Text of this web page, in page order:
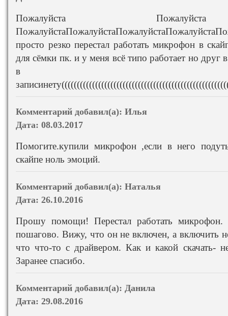
Пожалуйста
просто резко перестал работать микрофон в
для сёмки пк. и у меня всё типо работает но друг
в
Комментарий добавил(а): Илья
Дата: 08.03.2017
Помогите.купили микрофон ,если в него
скайпе ноль эмоций.
Комментарий добавил(а): Наталья
Дата: 26.10.2016
Прошу помощи! Перестал работать микрофон.
пошагово. Вижу, что он не включен, а включить
что что-то с драйвером. Как и какой скачать-
Заранее спасибо.
Комментарий добавил(а): Данила
Дата: 29.08.2016